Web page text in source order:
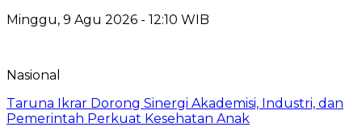
Minggu, 9 Agu 2026 - 12:10 WIB
Nasional
Taruna Ikrar Dorong Sinergi Akademisi, Industri, dan
Pemerintah Perkuat Kesehatan Anak